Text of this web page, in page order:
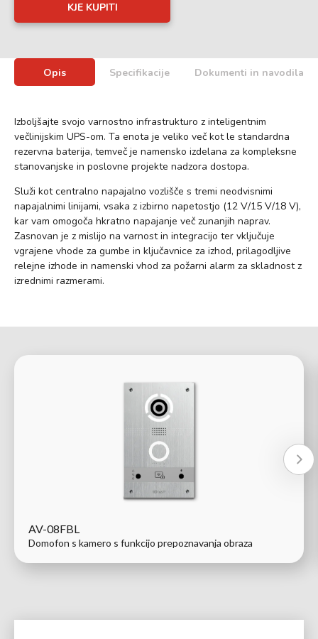
KJE KUPITI
Opis Specifikacije Dokumenti in navodila
Izboljšajte svojo varnostno infrastrukturo z inteligentnim
večlinijskim UPS-om. Ta enota je veliko več kot le standardna
rezervna baterija, temveč je namensko izdelana za kompleksne
stanovanjske in poslovne projekte nadzora dostopa.
Služi kot centralno napajalno vozlišče s tremi neodvisnimi
napajalnimi linijami, vsaka z izbirno napetostjo (12 V/15 V/18 V),
kar vam omogoča hkratno napajanje več zunanjih naprav.
Zasnovan je z mislijo na varnost in integracijo ter vključuje
vgrajene vhode za gumbe in ključavnice za izhod, prilagodljive
relejne izhode in namenski vhod za požarni alarm za skladnost z
izrednimi razmerami.
AV-08FBL
Domofon s kamero s funkcijo prepoznavanja obraza